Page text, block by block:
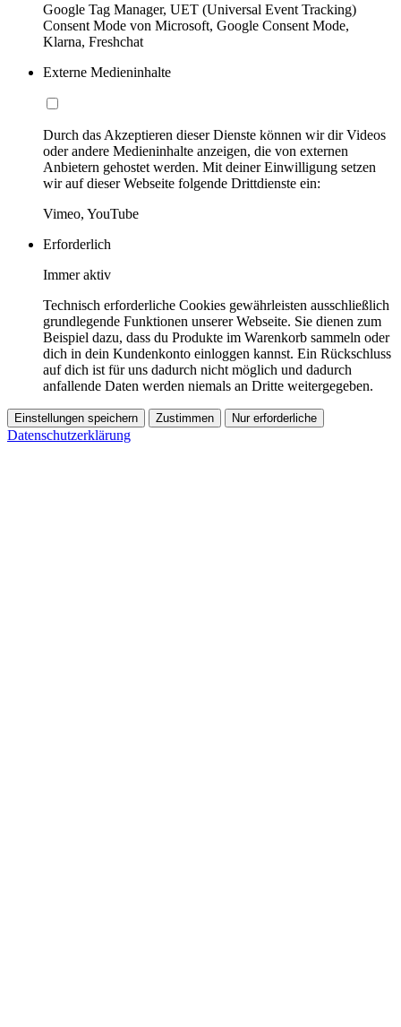
Google Tag Manager, UET (Universal Event Tracking)
Consent Mode von Microsoft, Google Consent Mode,
Klarna, Freshchat
Externe Medieninhalte
Durch das Akzeptieren dieser Dienste können wir dir Videos
oder andere Medieninhalte anzeigen, die von externen
Anbietern gehostet werden. Mit deiner Einwilligung setzen
wir auf dieser Webseite folgende Drittdienste ein:
Vimeo, YouTube
Erforderlich
Immer aktiv
Technisch erforderliche Cookies gewährleisten ausschließlich
grundlegende Funktionen unserer Webseite. Sie dienen zum
Beispiel dazu, dass du Produkte im Warenkorb sammeln oder
dich in dein Kundenkonto einloggen kannst. Ein Rückschluss
auf dich ist für uns dadurch nicht möglich und dadurch
anfallende Daten werden niemals an Dritte weitergegeben.
Einstellungen speichern Zustimmen Nur erforderliche
Datenschutzerklärung